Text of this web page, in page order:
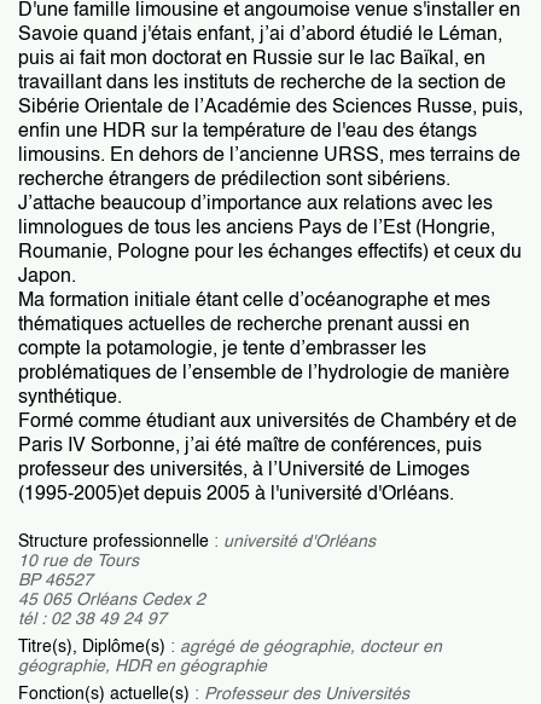
D'une famille limousine et angoumoise venue s'installer en
Savoie quand j'étais enfant, j’ai d’abord étudié le Léman,
puis ai fait mon doctorat en Russie sur le lac Baïkal, en
travaillant dans les instituts de recherche de la section de
Sibérie Orientale de l’Académie des Sciences Russe, puis,
enfin une HDR sur la température de l'eau des étangs
limousins. En dehors de l’ancienne URSS, mes terrains de
recherche étrangers de prédilection sont sibériens.
J’attache beaucoup d’importance aux relations avec les
limnologues de tous les anciens Pays de l’Est (Hongrie,
Roumanie, Pologne pour les échanges effectifs) et ceux du
Japon.
Ma formation initiale étant celle d’océanographe et mes
thématiques actuelles de recherche prenant aussi en
compte la potamologie, je tente d’embrasser les
problématiques de l’ensemble de l’hydrologie de manière
synthétique.
Formé comme étudiant aux universités de Chambéry et de
Paris IV Sorbonne, j’ai été maître de conférences, puis
professeur des universités, à l’Université de Limoges
(1995-2005)et depuis 2005 à l'université d'Orléans.
Structure professionnelle : université d'Orléans
10 rue de Tours
BP 46527
45 065 Orléans Cedex 2
tél : 02 38 49 24 97
Titre(s), Diplôme(s) : agrégé de géographie, docteur en
géographie, HDR en géographie
Fonction(s) actuelle(s) : Professeur des Universités